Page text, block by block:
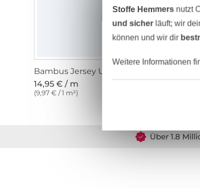
Bambus Jersey Uni, stahlblau
14,95 € / m
(9,97 € / 1 m²)
Über 1.8
Stoffe Hemmers nutzt
und sicherläuft; wir
können und wir dir
Weitere Informationen